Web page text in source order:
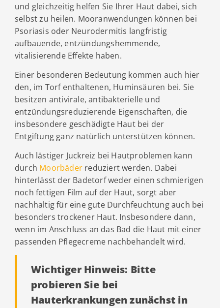
und gleichzeitig helfen Sie Ihrer Haut dabei, sich
selbst zu heilen. Mooranwendungen können bei
Psoriasis oder Neurodermitis langfristig
aufbauende, entzündungshemmende,
vitalisierende Effekte haben.
Einer besonderen Bedeutung kommen auch hier
den, im Torf enthaltenen, Huminsäuren bei. Sie
besitzen antivirale, antibakterielle und
entzündungsreduzierende Eigenschaften, die
insbesondere geschädigte Haut bei der
Entgiftung ganz natürlich unterstützen können.
Auch lästiger Juckreiz bei Hautproblemen kann
durch Moorbäder reduziert werden. Dabei
hinterlässt der Badetorf weder einen schmierigen
noch fettigen Film auf der Haut, sorgt aber
nachhaltig für eine gute Durchfeuchtung auch bei
besonders trockener Haut. Insbesondere dann,
wenn im Anschluss an das Bad die Haut mit einer
passenden Pflegecreme nachbehandelt wird.
Wichtiger Hinweis: Bitte
probieren Sie bei
Hauterkrankungen zunächst in